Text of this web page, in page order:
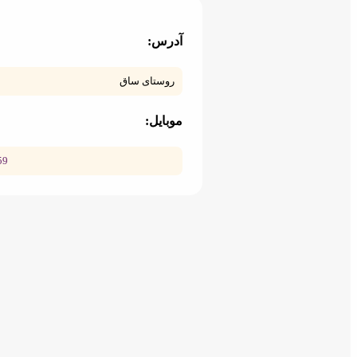
آدرس:
روستای ساق
موبایل: